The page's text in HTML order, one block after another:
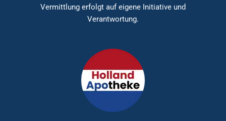
Vermittlung erfolgt auf eigene Initiative und
Verantwortung.